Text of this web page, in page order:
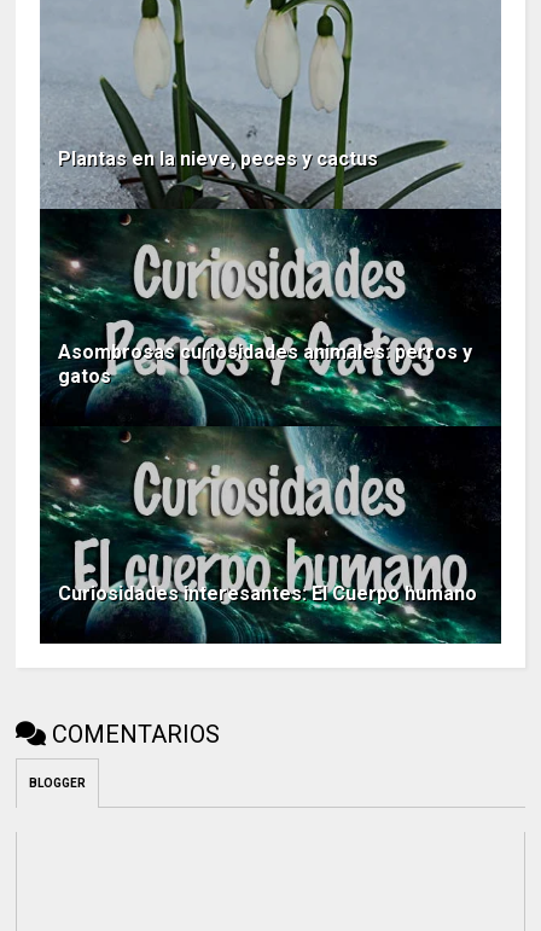
Plantas en la nieve, peces y cactus
Asombrosas curiosidades animales: perros y
gatos
Curiosidades interesantes: El Cuerpo humano
COMENTARIOS
BLOGGER